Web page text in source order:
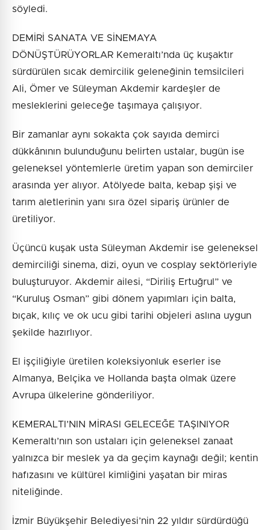
söyledi.
DEMİRİ SANATA VE SİNEMAYA
DÖNÜŞTÜRÜYORLAR Kemeraltı’nda üç kuşaktır
sürdürülen sıcak demircilik geleneğinin temsilcileri
Ali, Ömer ve Süleyman Akdemir kardeşler de
mesleklerini geleceğe taşımaya çalışıyor.
Bir zamanlar aynı sokakta çok sayıda demirci
dükkânının bulunduğunu belirten ustalar, bugün ise
geleneksel yöntemlerle üretim yapan son demirciler
arasında yer alıyor. Atölyede balta, kebap şişi ve
tarım aletlerinin yanı sıra özel sipariş ürünler de
üretiliyor.
Üçüncü kuşak usta Süleyman Akdemir ise geleneksel
demirciliği sinema, dizi, oyun ve cosplay sektörleriyle
buluşturuyor. Akdemir ailesi, “Diriliş Ertuğrul” ve
“Kuruluş Osman” gibi dönem yapımları için balta,
bıçak, kılıç ve ok ucu gibi tarihi objeleri aslına uygun
şekilde hazırlıyor.
El işçiliğiyle üretilen koleksiyonluk eserler ise
Almanya, Belçika ve Hollanda başta olmak üzere
Avrupa ülkelerine gönderiliyor.
KEMERALTI’NIN MİRASI GELECEĞE TAŞINIYOR
Kemeraltı’nın son ustaları için geleneksel zanaat
yalnızca bir meslek ya da geçim kaynağı değil; kentin
hafızasını ve kültürel kimliğini yaşatan bir miras
niteliğinde.
İzmir Büyükşehir Belediyesi’nin 22 yıldır sürdürdüğü